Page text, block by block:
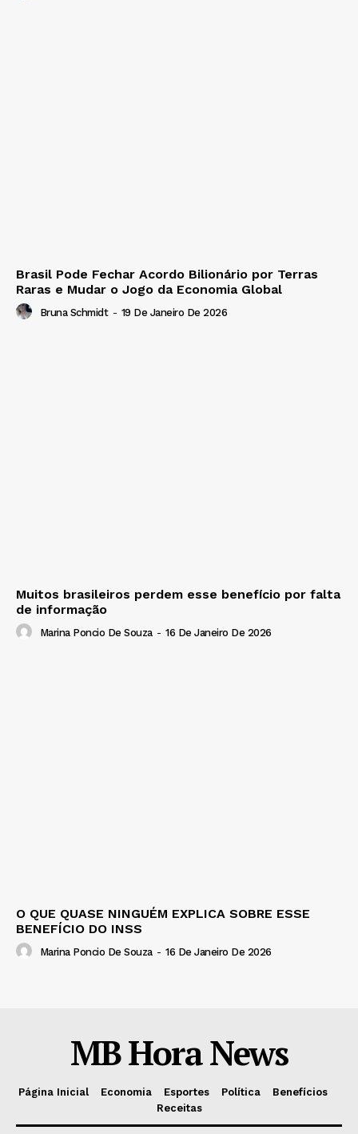
Brasil Pode Fechar Acordo Bilionário por Terras
Raras e Mudar o Jogo da Economia Global
Bruna Schmidt - 19 De Janeiro De 2026
Muitos brasileiros perdem esse benefício por falta
de informação
Marina Poncio De Souza - 16 De Janeiro De 2026
O QUE QUASE NINGUÉM EXPLICA SOBRE ESSE
BENEFÍCIO DO INSS
Marina Poncio De Souza - 16 De Janeiro De 2026
MB Hora News
Página Inicial Economia Esportes Política
Benefícios
Receitas